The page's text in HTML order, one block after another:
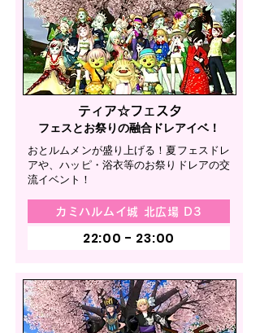
ティア☆フェスタ
フェスとお祭りの融合ドレアイベ！
おとルムメンが盛り上げる！夏フェスドレ
アや、ハッピ・浴衣等のお祭りドレアの交
流イベント！
カミハルムイ城 北広場 D3
22:00 - 23:00